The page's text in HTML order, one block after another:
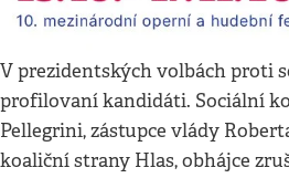
V prezidentských volbách proti
profilovaní kandidáti. Sociální
Pellegrini, zástupce vlády
koaliční strany Hlas, obhájce